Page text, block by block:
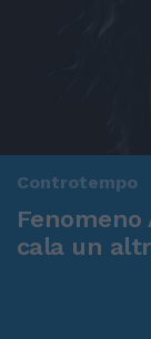
Controtempo
Fenomeno
cala un